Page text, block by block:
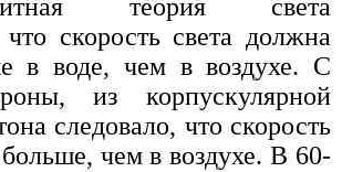
теория света
скорость света должна
в воде, чем в воздухе. С
из корпускулярной
следовало, что скорость
больше, чем в воздухе. В 60-